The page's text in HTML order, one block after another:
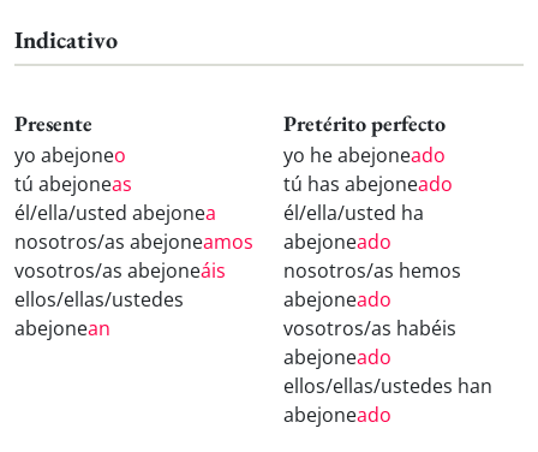
Indicativo
Presente
yo abejoneo
tú abejoneas
él/ella/usted abejonea
nosotros/as abejoneamos
vosotros/as abejoneáis
ellos/ellas/ustedes
abejonean
Pretérito perfecto
yo he abejoneado
tú has abejoneado
él/ella/usted ha
abejoneado
nosotros/as hemos
abejoneado
vosotros/as habéis
abejoneado
ellos/ellas/ustedes han
abejoneado